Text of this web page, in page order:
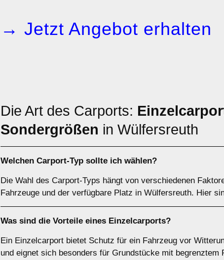
→ Jetzt Angebot erhalten
Die Art des Carports:
Sondergrößen in Wülfersreuth
Welchen Carport-Typ sollte ich wählen?
Die Wahl des Carport-Typs hängt von verschiedenen
Fahrzeuge und der verfügbare Platz in Wülfersreuth. Hier
Was sind die Vorteile eines Einzelcarports?
Ein Einzelcarport bietet Schutz für ein Fahrzeug vor
und eignet sich besonders für Grundstücke mit